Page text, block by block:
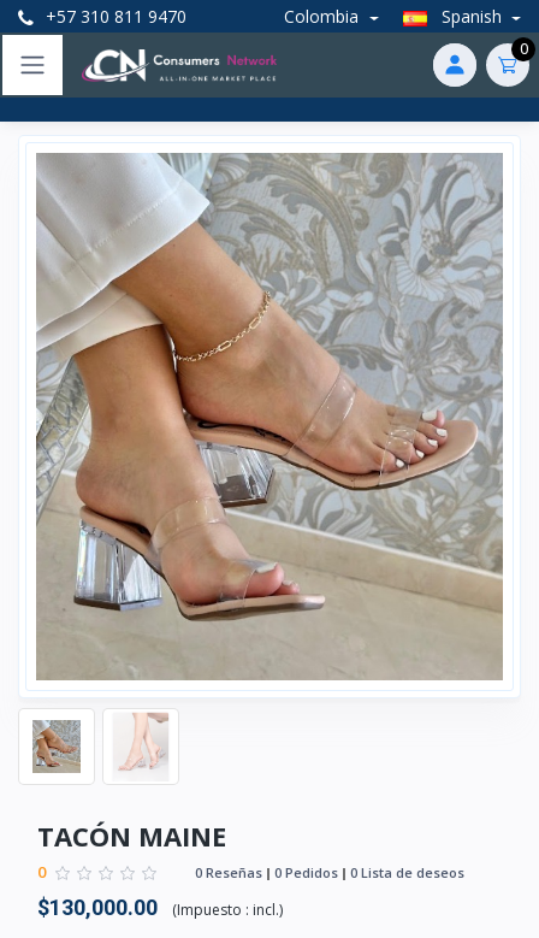
+57 310 811 9470 Colombia Spanish
0
TACÓN MAINE
0 0 Reseñas 0 Pedidos 0 Lista de deseos
$130,000.00 (Impuesto : incl.)